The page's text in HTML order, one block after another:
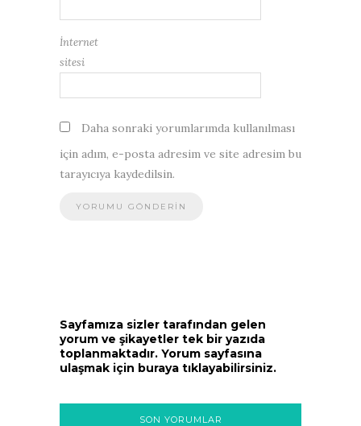
İnternet
sitesi
Daha sonraki yorumlarımda kullanılması
için adım, e-posta adresim ve site adresim bu
tarayıcıya kaydedilsin.
Sayfamıza sizler tarafından gelen
yorum ve şikayetler tek bir yazıda
toplanmaktadır. Yorum sayfasına
ulaşmak için buraya tıklayabilirsiniz.
SON YORUMLAR